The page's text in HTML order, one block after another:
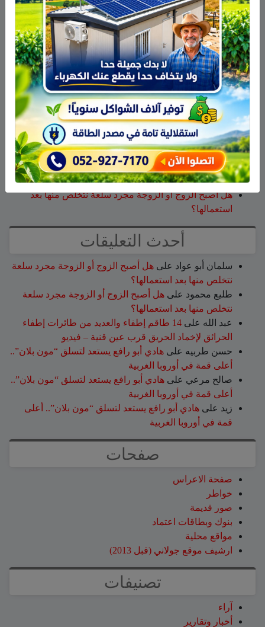
ابحث
أحدث المقالات
تخريج 14 نحالاً جديداً في الجولان بإشراف جمعية نحالي
الحرمون
وفاة الأخت هالة علي محمود من مجدل شمس
الجولاني هادي أبو رافع ينجح في تسلق قمة مون بلان ويقود
فريقاً إلى أعلى نقطة في أوروبا الغربية
جمعية نحالي الحرمون تستضيف يوماً إرشادياً مهماً حول
مكافحة الآفات التي تصيب خلايا النحل
هل أصبح الزوج أو الزوجة مجرد سلعة نتخلص منها بعد
استعمالها؟
أحدث التعليقات
سلمان أبو عواد على هل أصبح الزوج أو الزوجة مجرد سلعة
نتخلص منها بعد استعمالها؟
طليع محمود على هل أصبح الزوج أو الزوجة مجرد سلعة
نتخلص منها بعد استعمالها؟
عبد الله على
14 طاقم إطفاء والعديد من طائرات إطفاء
الحرائق لإخماد الحريق قرب عين قنية – فيديو
حسن طربيه على هادي أبو رافع يستعد لتسلق “مون بلان”..
أعلى قمة في أوروبا الغربية
صالح مرعي على هادي أبو رافع يستعد لتسلق “مون بلان”..
أعلى قمة في أوروبا الغربية
زيد على هادي أبو رافع يستعد لتسلق “مون بلان”.. أعلى
قمة في أوروبا الغربية
صفحات
صفحة الاعراس
خواطر
صور قديمة
بنوك وبطاقات اعتماد
مواقع محلية
ارشيف موقع جولاني (قبل 2013)
تصنيفات
آراء
أخبار وتقارير